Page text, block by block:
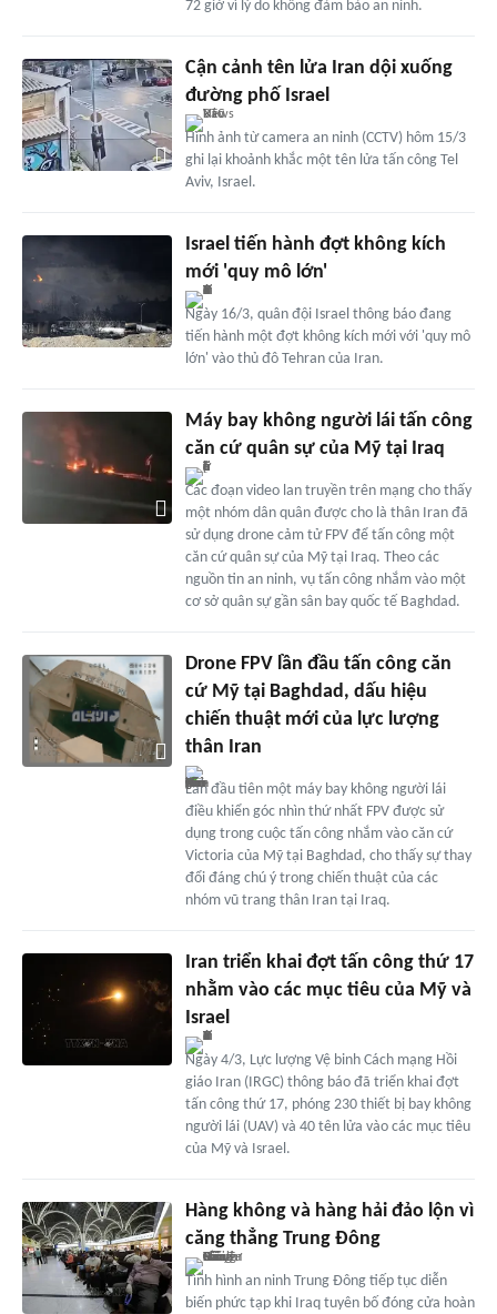
72 giờ vì lý do không đảm bảo an ninh.
Cận cảnh tên lửa Iran dội xuống
đường phố Israel
Hình ảnh từ camera an ninh (CCTV) hôm 15/3
ghi lại khoảnh khắc một tên lửa tấn công Tel
Aviv, Israel.
Israel tiến hành đợt không kích
mới 'quy mô lớn'
Ngày 16/3, quân đội Israel thông báo đang
tiến hành một đợt không kích mới với 'quy mô
lớn' vào thủ đô Tehran của Iran.
Máy bay không người lái tấn công
căn cứ quân sự của Mỹ tại Iraq
Các đoạn video lan truyền trên mạng cho thấy
một nhóm dân quân được cho là thân Iran đã
sử dụng drone cảm tử FPV để tấn công một
căn cứ quân sự của Mỹ tại Iraq. Theo các
nguồn tin an ninh, vụ tấn công nhắm vào một
cơ sở quân sự gần sân bay quốc tế Baghdad.
Drone FPV lần đầu tấn công căn
cứ Mỹ tại Baghdad, dấu hiệu
chiến thuật mới của lực lượng
thân Iran
Lần đầu tiên một máy bay không người lái
điều khiển góc nhìn thứ nhất FPV được sử
dụng trong cuộc tấn công nhắm vào căn cứ
Victoria của Mỹ tại Baghdad, cho thấy sự thay
đổi đáng chú ý trong chiến thuật của các
nhóm vũ trang thân Iran tại Iraq.
Iran triển khai đợt tấn công thứ 17
nhằm vào các mục tiêu của Mỹ và
Israel
Ngày 4/3, Lực lượng Vệ binh Cách mạng Hồi
giáo Iran (IRGC) thông báo đã triển khai đợt
tấn công thứ 17, phóng 230 thiết bị bay không
người lái (UAV) và 40 tên lửa vào các mục tiêu
của Mỹ và Israel.
Hàng không và hàng hải đảo lộn vì
căng thẳng Trung Đông
Tình hình an ninh Trung Đông tiếp tục diễn
biến phức tạp khi Iraq tuyên bố đóng cửa hoàn